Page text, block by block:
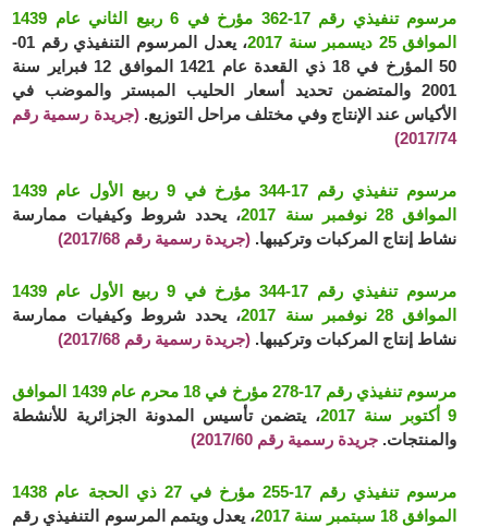
مرسوم تنفيذي رقم 17-362 مؤرخ في 6 ربيع الثاني عام 1439
الموافق 25 ديسمبر سنة 2017
، يعدل المرسوم التنفيذي رقم 01-
50 المؤرخ في 18 ذي القعدة عام 1421 الموافق 12 فبراير سنة
2001 والمتضمن تحديد أسعار الحليب المبستر والموضب في
الأكياس عند الإنتاج وفي مختلف مراحل التوزيع.(جريدة رسمية رقم
2017/74)
مرسوم تنفيذي رقم 17-344 مؤرخ في 9 ربيع الأول عام 1439
الموافق 28 نوفمبر سنة 2017
، يحدد شروط وكيفيات ممارسة
نشاط إنتاج المركبات وتركيبها. (جريدة رسمية رقم 2017/68)
مرسوم تنفيذي رقم 17-344 مؤرخ في 9 ربيع الأول عام 1439
الموافق 28 نوفمبر سنة 2017
، يحدد شروط وكيفيات ممارسة
نشاط إنتاج المركبات وتركيبها. (جريدة رسمية رقم 2017/68)
مرسوم تنفيذي رقم 17-278 مؤرخ في 18 محرم عام 1439 الموافق
9 أكتوبر سنة 2017
، يتضمن تأسيس المدونة الجزائرية للأنشطة
والمنتجات. جريدة رسمية رقم 2017/60)
مرسوم تنفيذي رقم 17-255 مؤرخ في 27 ذي الحجة عام 1438
الموافق 18 سبتمبر سنة 2017
، يعدل ويتمم المرسوم التنفيذي رقم